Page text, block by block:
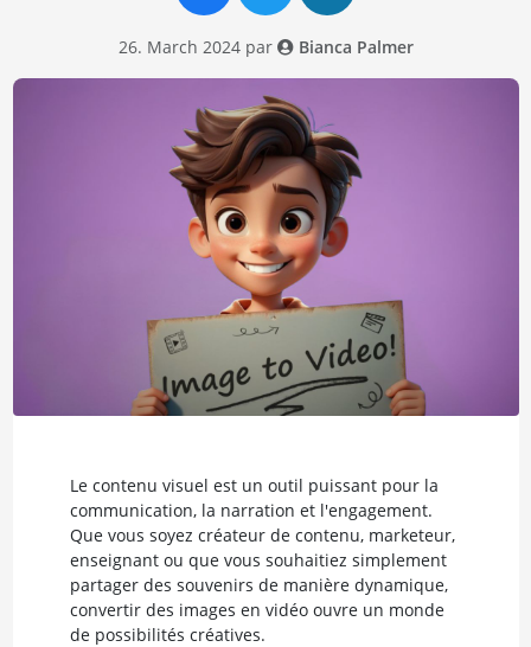
26. March 2024 par Bianca Palmer
Le contenu visuel est un outil puissant pour la
communication, la narration et l'engagement.
Que vous soyez créateur de contenu, marketeur,
enseignant ou que vous souhaitiez simplement
partager des souvenirs de manière dynamique,
convertir des images en vidéo ouvre un monde
de possibilités créatives.